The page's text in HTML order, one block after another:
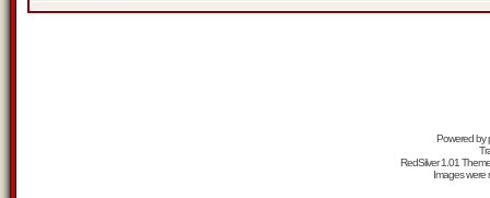
Powered by
RedSilver 1.01
Images were